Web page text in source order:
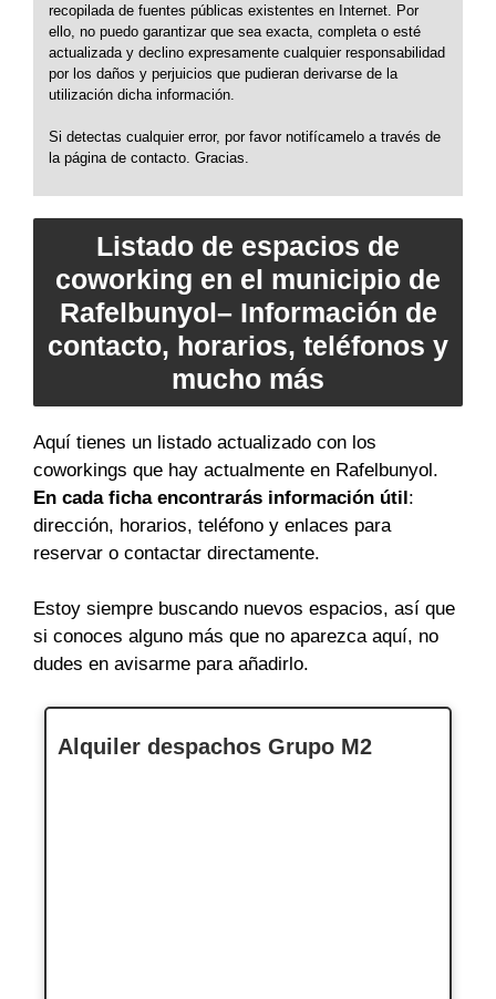
recopilada de fuentes públicas existentes en Internet. Por
ello, no puedo garantizar que sea exacta, completa o esté
actualizada y declino expresamente cualquier responsabilidad
por los daños y perjuicios que pudieran derivarse de la
utilización dicha información.
Si detectas cualquier error, por favor notifícamelo a través de
la página de contacto. Gracias.
Listado de espacios de
coworking en el municipio de
Rafelbunyol– Información de
contacto, horarios, teléfonos y
mucho más
Aquí tienes un listado actualizado con los
coworkings que hay actualmente en Rafelbunyol.
En cada ficha encontrarás información útil:
dirección, horarios, teléfono y enlaces para
reservar o contactar directamente.
Estoy siempre buscando nuevos espacios, así que
si conoces alguno más que no aparezca aquí, no
dudes en avisarme para añadirlo.
Alquiler despachos Grupo M2